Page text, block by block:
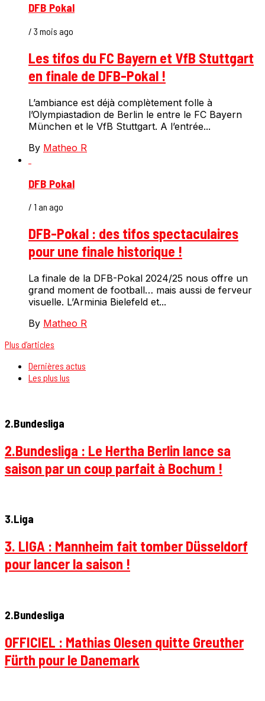
DFB Pokal
/ 3 mois ago
Les tifos du FC Bayern et VfB Stuttgart
en finale de DFB-Pokal !
L’ambiance est déjà complètement folle à
l’Olympiastadion de Berlin le entre le FC Bayern
München et le VfB Stuttgart. A l’entrée...
By Matheo R
DFB Pokal
/ 1 an ago
DFB-Pokal : des tifos spectaculaires
pour une finale historique !
La finale de la DFB-Pokal 2024/25 nous offre un
grand moment de football… mais aussi de ferveur
visuelle. L’Arminia Bielefeld et...
By Matheo R
Plus d’articles
Dernières actus
Les plus lus
2.Bundesliga
2.Bundesliga : Le Hertha Berlin lance sa
saison par un coup parfait à Bochum !
3.Liga
3. LIGA : Mannheim fait tomber Düsseldorf
pour lancer la saison !
2.Bundesliga
OFFICIEL : Mathias Olesen quitte Greuther
Fürth pour le Danemark